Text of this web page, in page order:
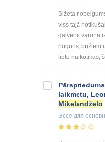
Sižeta
viss tajā
galvenā varoņa
noguris, brīžiem
lieto narkotikas,
laikmetu,
Mikelandželo
Эссе для